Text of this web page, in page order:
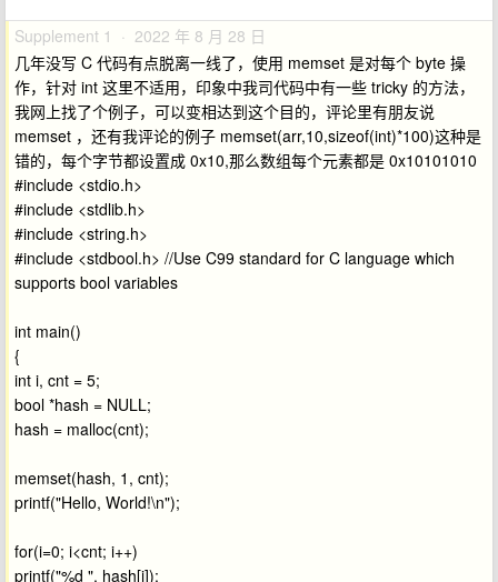
Supplement 1 · 2022 年 8 月 28 日
几年没写 C 代码有点脱离一线了，使用 memset 是对每个 byte 操
作，针对 int 这里不适用，印象中我司代码中有一些 tricky 的方法，
我网上找了个例子，可以变相达到这个目的，评论里有朋友说
memset ，还有我评论的例子 memset(arr,10,sizeof(int)*100)这种是
错的，每个字节都设置成 0x10,那么数组每个元素都是 0x10101010
#include <stdio.h>
#include <stdlib.h>
#include <string.h>
#include <stdbool.h> //Use C99 standard for C language which
supports bool variables
int main()
{
int i, cnt = 5;
bool *hash = NULL;
hash = malloc(cnt);
memset(hash, 1, cnt);
printf("Hello, World!\n");
for(i=0; i<cnt; i++)
printf("%d ", hash[i]);